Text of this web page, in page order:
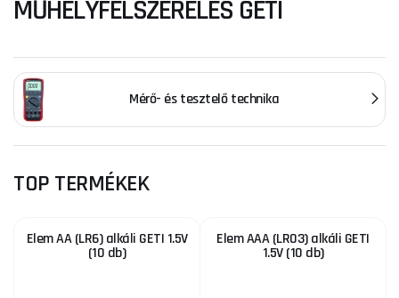
MŰHELYFELSZERELÉS GETI
Mérő- és tesztelő technika
TOP TERMÉKEK
Elem AA (LR6) alkáli GETI 1.5V
(10 db)
Elem AAA (LR03) alkáli GETI
1.5V (10 db)